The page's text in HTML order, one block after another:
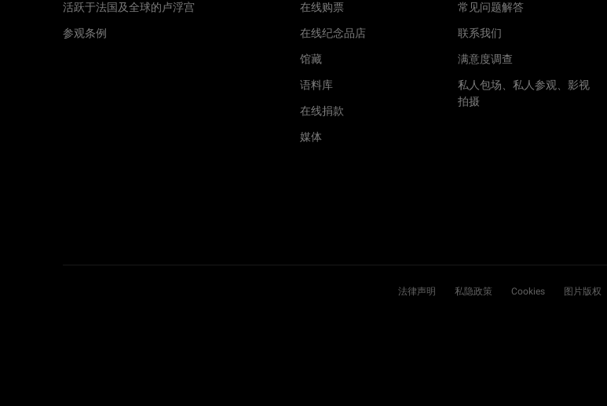
活跃于法国及全球的卢浮宫
参观条例
在线购票
在线纪念品店
馆藏
语料库
在线捐款
媒体
常见问题解答
联系我们
满意度调查
私人包场、私人参观、影视
拍摄
法律声明 私隐政策 Cookies 图片版权